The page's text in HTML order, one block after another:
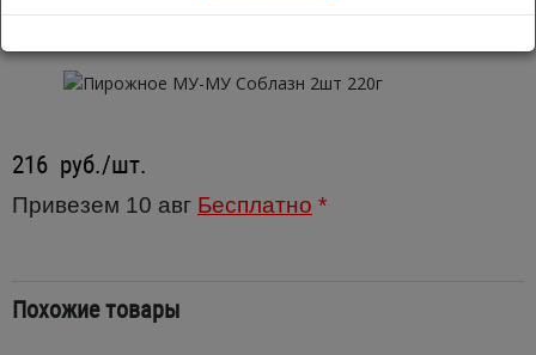
220г
216 руб./шт.
Привезем 10 авг Бесплатно *
Похожие товары